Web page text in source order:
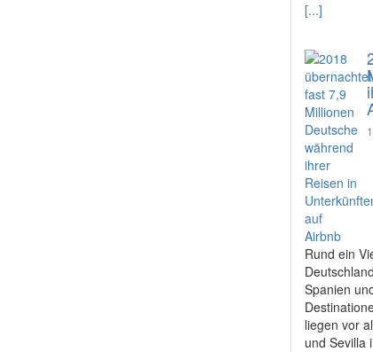
[...]
Rund ein
Spanien
liegen vor
und Sevilla